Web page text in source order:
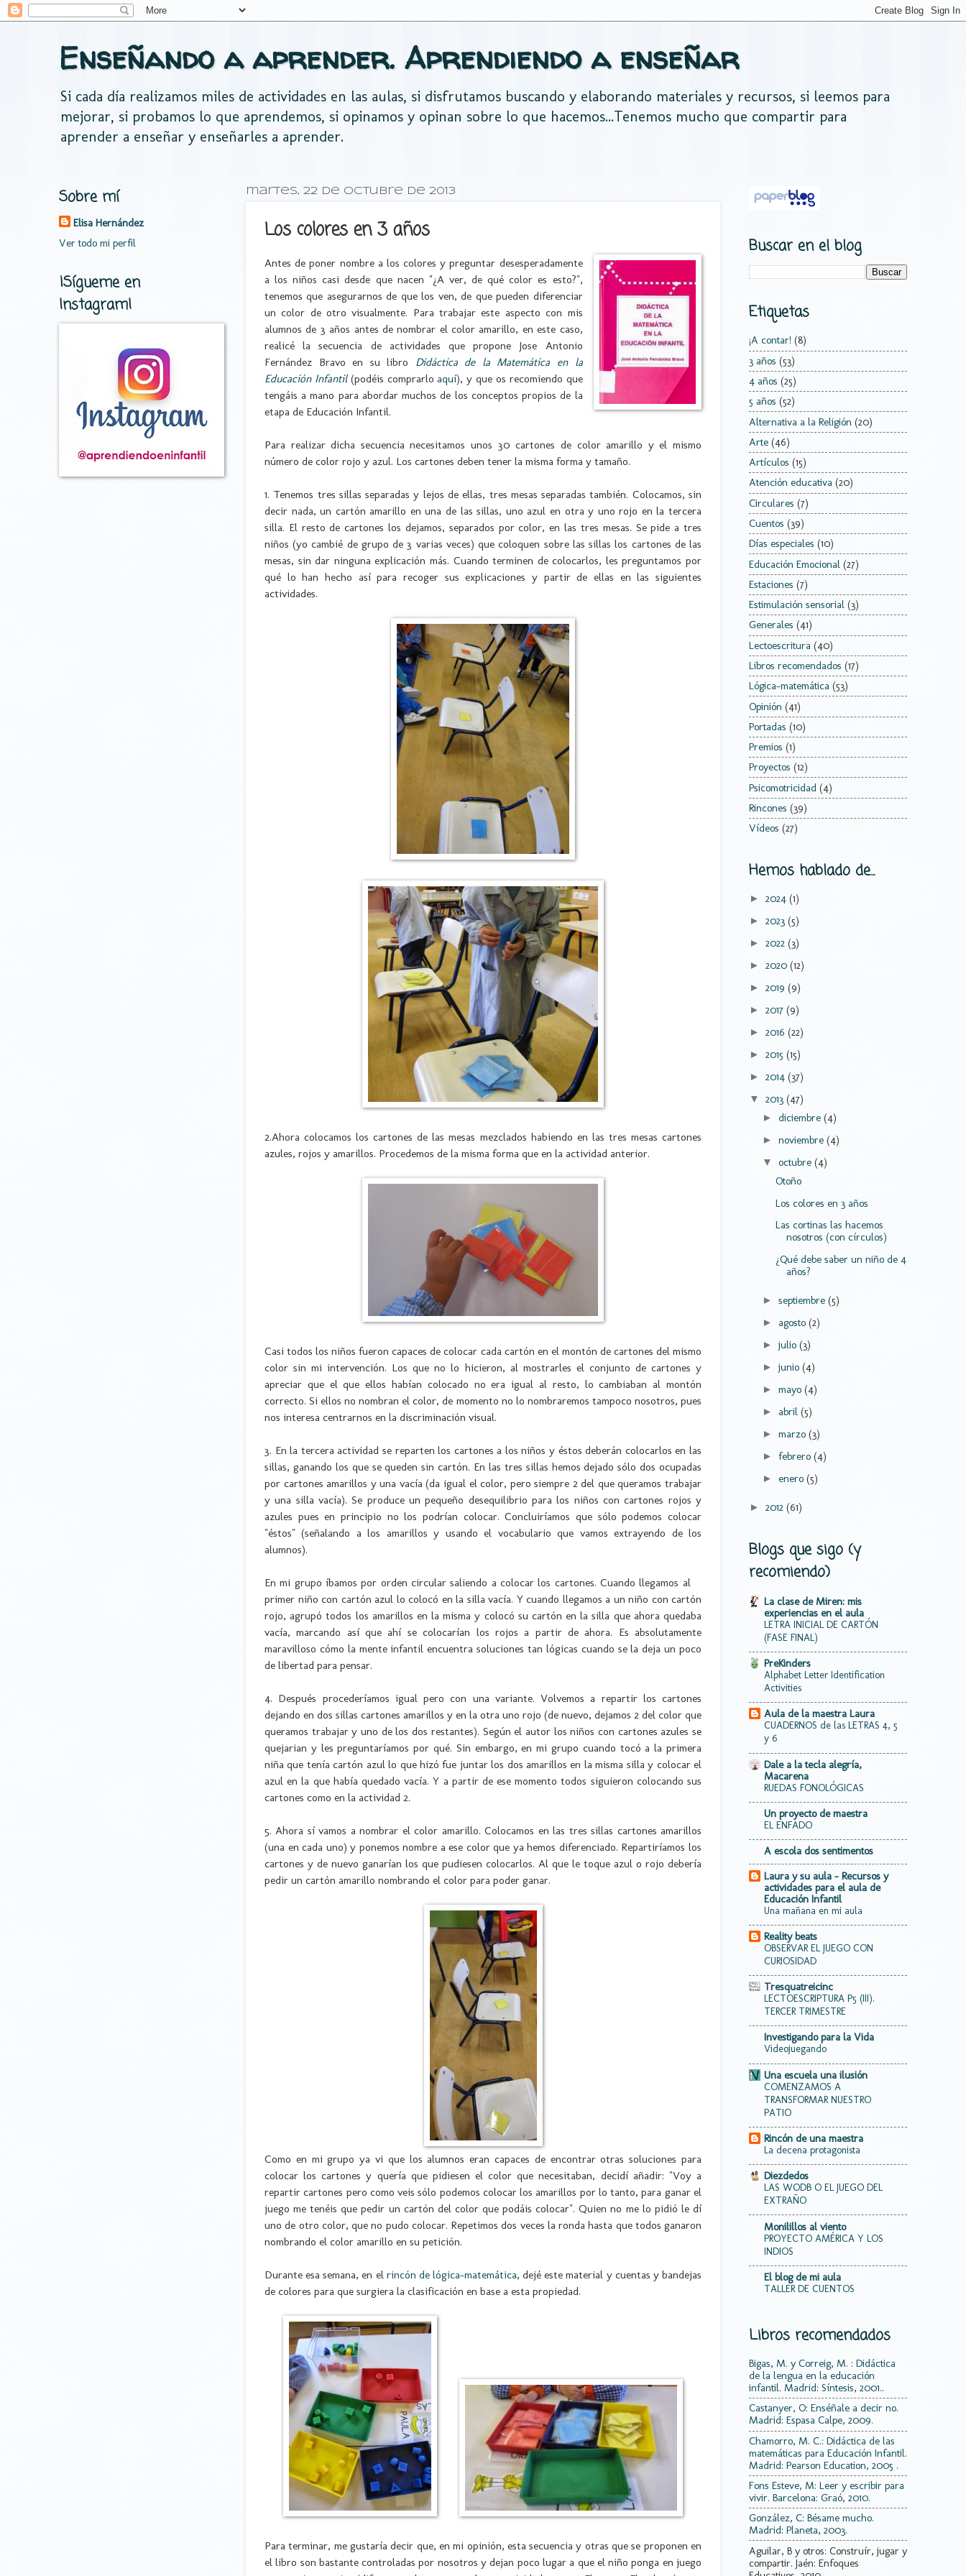
Enseñando a aprender. Aprendiendo a enseñar
Si cada día realizamos miles de actividades en las aulas, si disfrutamos buscando y elaborando materiales y recursos, si leemos para
mejorar, si probamos lo que aprendemos, si opinamos y opinan sobre lo que hacemos...Tenemos mucho que compartir para
aprender a enseñar y enseñarles a aprender.
martes, 22 de octubre de 2013
Los colores en 3 años
Antes de poner nombre a los colores y preguntar desesperadamente
a los niños casi desde que nacen "¿A ver, de qué color es esto?",
tenemos que asegurarnos de que los ven, de que pueden diferenciar
un color de otro visualmente. Para trabajar este aspecto con mis
alumnos de 3 años antes de nombrar el color amarillo, en este caso,
realicé la secuencia de actividades que propone Jose Antonio
Fernández Bravo en su libro Didáctica de la Matemática en la
Educación Infantil (podéis comprarloaquí), y que os recomiendo que
tengáis a mano para abordar muchos de los conceptos propios de la
etapa de Educación Infantil.
Para realizar dicha secuencia necesitamos unos 30 cartones de color amarillo y el mismo
número de color rojo y azul. Los cartones deben tener la misma forma y tamaño.
1. Tenemos tres sillas separadas y lejos de ellas, tres mesas separadas también. Colocamos, sin
decir nada, un cartón amarillo en una de las sillas, uno azul en otra y uno rojo en la tercera
silla. El resto de cartones los dejamos, separados por color, en las tres mesas. Se pide a tres
niños (yo cambié de grupo de 3 varias veces) que coloquen sobre las sillas los cartones de las
mesas, sin dar ninguna explicación más. Cuando terminen de colocarlos, les preguntamos por
qué lo han hecho así para recoger sus explicaciones y partir de ellas en las siguientes
actividades.
2.Ahora colocamos los cartones de las mesas mezclados habiendo en las tres mesas cartones
azules, rojos y amarillos. Procedemos de la misma forma que en la actividad anterior.
Casi todos los niños fueron capaces de colocar cada cartón en el montón de cartones del mismo
color sin mi intervención. Los que no lo hicieron, al mostrarles el conjunto de cartones y
apreciar que el que ellos habían colocado no era igual al resto, lo cambiaban al montón
correcto. Si ellos no nombran el color, de momento no lo nombraremos tampoco nosotros, pues
nos interesa centrarnos en la discriminación visual.
3. En la tercera actividad se reparten los cartones a los niños y éstos deberán colocarlos en las
sillas, ganando los que se queden sin cartón. En las tres sillas hemos dejado sólo dos ocupadas
por cartones amarillos y una vacía (da igual el color, pero siempre 2 del que queramos trabajar
y una silla vacía). Se produce un pequeño desequilibrio para los niños con cartones rojos y
azules pues en principio no los podrían colocar. Concluiríamos que sólo podemos colocar
"éstos" (señalando a los amarillos y usando el vocabulario que vamos extrayendo de los
alumnos).
En mi grupo íbamos por orden circular saliendo a colocar los cartones. Cuando llegamos al
primer niño con cartón azul lo colocó en la silla vacía. Y cuando llegamos a un niño con cartón
rojo, agrupó todos los amarillos en la misma y colocó su cartón en la silla que ahora quedaba
vacía, marcando así que ahí se colocarían los rojos a partir de ahora. Es absolutamente
maravilloso cómo la mente infantil encuentra soluciones tan lógicas cuando se la deja un poco
de libertad para pensar.
4. Después procederíamos igual pero con una variante. Volvemos a repartir los cartones
dejando en dos sillas cartones amarillos y en la otra uno rojo (de nuevo, dejamos 2 del color que
queramos trabajar y uno de los dos restantes). Según el autor los niños con cartones azules se
quejarian y les preguntaríamos por qué. Sin embargo, en mi grupo cuando tocó a la primera
niña que tenía cartón azul lo que hizó fue juntar los dos amarillos en la misma silla y colocar el
azul en la que había quedado vacía. Y a partir de ese momento todos siguieron colocando sus
cartones como en la actividad 2.
5. Ahora sí vamos a nombrar el color amarillo. Colocamos en las tres sillas cartones amarillos
(una en cada uno) y ponemos nombre a ese color que ya hemos diferenciado. Repartiríamos los
cartones y de nuevo ganarían los que pudiesen colocarlos. Al que le toque azul o rojo debería
pedir un cartón amarillo nombrando el color para poder ganar.
Como en mi grupo ya vi que los alumnos eran capaces de encontrar otras soluciones para
colocar los cartones y quería que pidiesen el color que necesitaban, decidí añadir: "Voy a
repartir cartones pero como veis sólo podemos colocar los amarillos por lo tanto, para ganar el
juego me tenéis que pedir un cartón del color que podáis colocar". Quien no me lo pidió le dí
uno de otro color, que no pudo colocar. Repetimos dos veces la ronda hasta que todos ganaron
nombrando el color amarillo en su petición.
Durante esa semana, en elrincón de lógica-matemática, dejé este material y cuentas y bandejas
de colores para que surgiera la clasificación en base a esta propiedad.
Para terminar, me gustaría decir que, en mi opinión, esta secuencia y otras que se proponen en
el libro son bastante controladas por nosotros y dejan poco lugar a que el niño ponga en juego
Sobre mí
Elisa Hernández
Ver todo mi perfil
¡Sígueme en
Instagram!
Buscar en el blog
Etiquetas
¡A contar! (8)
3 años (53)
4 años (25)
5 años (52)
Alternativa a la Religión (20)
Arte (46)
Artículos (15)
Atención educativa (20)
Circulares (7)
Cuentos (39)
Días especiales (10)
Educación Emocional (27)
Estaciones (7)
Estimulación sensorial (3)
Generales (41)
Lectoescritura (40)
Libros recomendados (17)
Lógica-matemática (53)
Opinión (41)
Portadas (10)
Premios (1)
Proyectos (12)
Psicomotricidad (4)
Rincones (39)
Vídeos (27)
Hemos hablado de...
► 2024 (1)
► 2023 (5)
► 2022 (3)
► 2020 (12)
► 2019 (9)
► 2017 (9)
► 2016 (22)
► 2015 (15)
► 2014 (37)
▼ 2013 (47)
► diciembre (4)
► noviembre (4)
▼ octubre (4)
Otoño
Los colores en 3 años
Las cortinas las hacemos
nosotros (con círculos)
¿Qué debe saber un niño de 4
años?
► septiembre (5)
► agosto (2)
► julio (3)
► junio (4)
► mayo (4)
► abril (5)
► marzo (3)
► febrero (4)
► enero (5)
► 2012 (61)
Blogs que sigo (y
recomiendo)
La clase de Miren: mis
experiencias en el aula
LETRA INICIAL DE CARTÓN
(FASE FINAL)
PreKinders
Alphabet Letter Identification
Activities
Aula de la maestra Laura
CUADERNOS de las LETRAS 4, 5
y 6
Dale a la tecla alegría,
Macarena
RUEDAS FONOLÓGICAS
Un proyecto de maestra
EL ENFADO
A escola dos sentimentos
Laura y su aula - Recursos y
actividades para el aula de
Educación Infantil
Una mañana en mi aula
Reality beats
OBSERVAR EL JUEGO CON
CURIOSIDAD
Tresquatreicinc
LECTOESCRIPTURA P5 (III).
TERCER TRIMESTRE
Investigando para la Vida
Videojuegando
Una escuela una ilusión
COMENZAMOS A
TRANSFORMAR NUESTRO
PATIO
Rincón de una maestra
La decena protagonista
Diezdedos
LAS WODB O EL JUEGO DEL
EXTRAÑO
Monilillos al viento
PROYECTO AMÉRICA Y LOS
INDIOS
El blog de mi aula
TALLER DE CUENTOS
Libros recomendados
Bigas, M. y Correig, M. : Didáctica
de la lengua en la educación
infantil. Madrid: Síntesis, 2001..
Castanyer, O: Enséñale a decir no.
Madrid: Espasa Calpe, 2009.
Chamorro, M. C.: Didáctica de las
matemáticas para Educación Infantil.
Madrid: Pearson Education, 2005 .
Fons Esteve, M: Leer y escribir para
vivir. Barcelona: Graó, 2010.
González, C: Bésame mucho.
Madrid: Planeta, 2003.
Aguilar, B y otros: Construír, jugar y
compartir. Jaén: Enfoques